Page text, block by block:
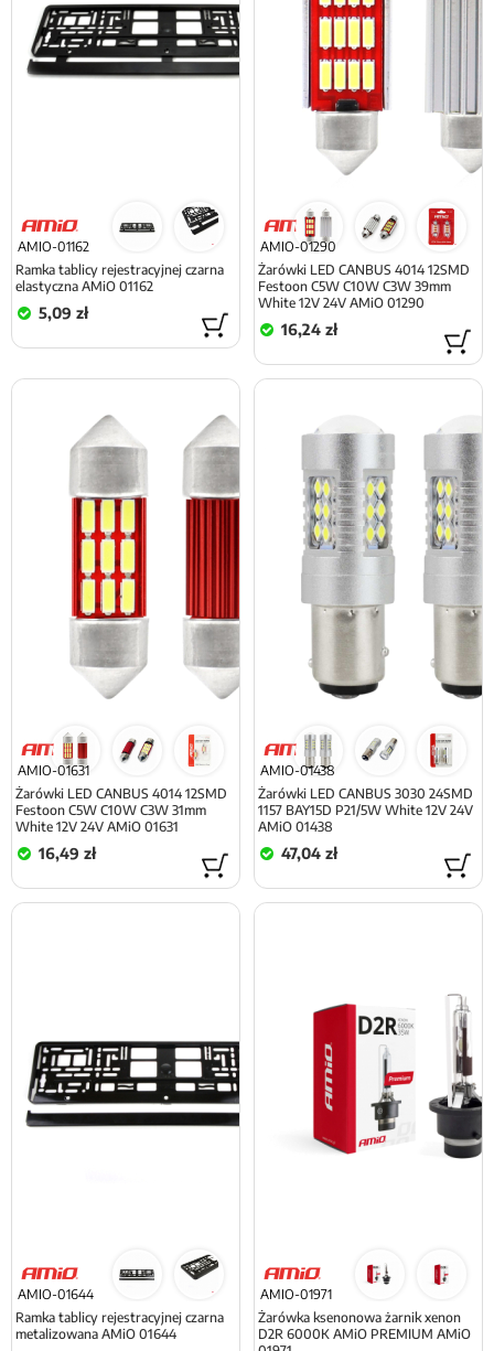
AMIO-01162
Ramka tablicy rejestracyjnej czarna
elastyczna AMiO 01162
5,09 zł
AMIO-01290
Żarówki LED CANBUS 4014 12SMD
Festoon C5W C10W C3W 39mm
White 12V 24V AMiO 01290
16,24 zł
AMIO-01631
Żarówki LED CANBUS 4014 12SMD
Festoon C5W C10W C3W 31mm
White 12V 24V AMiO 01631
16,49 zł
AMIO-01438
Żarówki LED CANBUS 3030 24SMD
1157 BAY15D P21/5W White 12V 24V
AMiO 01438
47,04 zł
AMIO-01644
Ramka tablicy rejestracyjnej czarna
metalizowana AMiO 01644
AMIO-01971
Żarówka ksenonowa żarnik xenon
D2R 6000K AMiO PREMIUM AMiO